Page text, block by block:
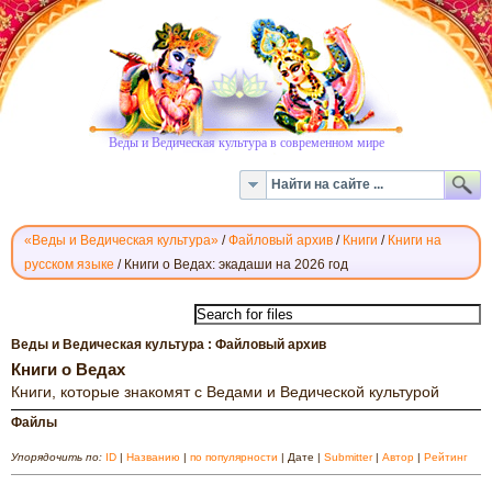
Веды и Ведическая культура в современном мире
«Веды и Ведическая культура» /Файловый архив / Книги / Книги на
русском языке / Книги о Ведах: экадаши на 2026 год
ВЕДАХ
Веды и Ведическая культура : Файловый архив
Книги о Ведах
Книги, которые знакомят с Ведами и Ведической культурой
Файлы
Упорядочить по: ID | Названию | по популярности | Дате | Submitter| Автор | Рейтинг